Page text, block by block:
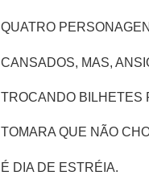
QUATRO
CANSADOS, MAS,
TROCANDO BILHETES
TOMARA QUE NÃO
É DIA DE ESTRÉIA.